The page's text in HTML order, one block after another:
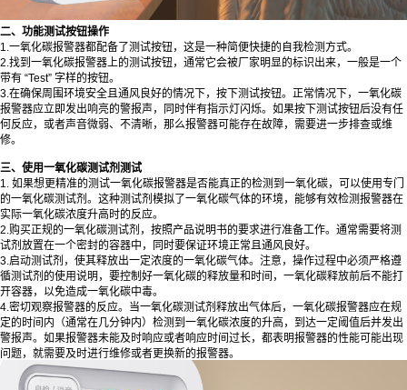
二、功能测试按钮操作
1.一氧化碳报警器都配备了测试按钮，这是一种简便快捷的自我检测方式。
2.找到一氧化碳报警器上的测试按钮，通常它会被厂家明显的标识出来，一般是一个
带有 “Test” 字样的按钮。
3.在确保周围环境安全且通风良好的情况下，按下测试按钮。正常情况下，一氧化碳
报警器应立即发出响亮的警报声，同时伴有指示灯闪烁。如果按下测试按钮后没有任
何反应，或者声音微弱、不清晰，那么报警器可能存在故障，需要进一步排查或维
修。
三、使用一氧化碳测试剂测试
1. 如果想更精准的测试一氧化碳报警器是否能真正的检测到一氧化碳，可以使用专门
的一氧化碳测试剂。这种测试剂模拟了一氧化碳气体的环境，能够有效检测报警器在
实际一氧化碳浓度升高时的反应。
2.购买正规的一氧化碳测试剂，按照产品说明书的要求进行准备工作。通常需要将测
试剂放置在一个密封的容器中，同时要保证环境正常且通风良好。
3.启动测试剂，使其释放出一定浓度的一氧化碳气体。注意，操作过程中必须严格遵
循测试剂的使用说明，要控制好一氧化碳的释放量和时间，一氧化碳释放前后不能打
开容器，以免造成一氧化碳中毒。
4.密切观察报警器的反应。当一氧化碳测试剂释放出气体后，一氧化碳报警器应在规
定的时间内（通常在几分钟内）检测到一氧化碳浓度的升高，到达一定阈值后并发出
警报声。如果报警器未能及时响应或者响应时间过长，都表明报警器的性能可能出现
问题，就需要及时进行维修或者更换新的报警器。